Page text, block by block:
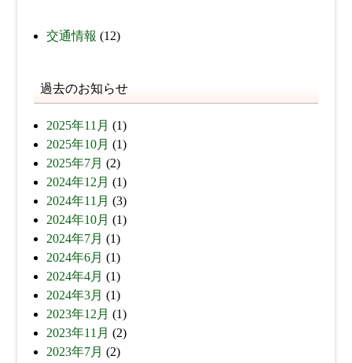
交通情報 (12)
過去のお知らせ
2025年11月 (1)
2025年10月 (1)
2025年7月 (2)
2024年12月 (1)
2024年11月 (3)
2024年10月 (1)
2024年7月 (1)
2024年6月 (1)
2024年4月 (1)
2024年3月 (1)
2023年12月 (1)
2023年11月 (2)
2023年7月 (2)